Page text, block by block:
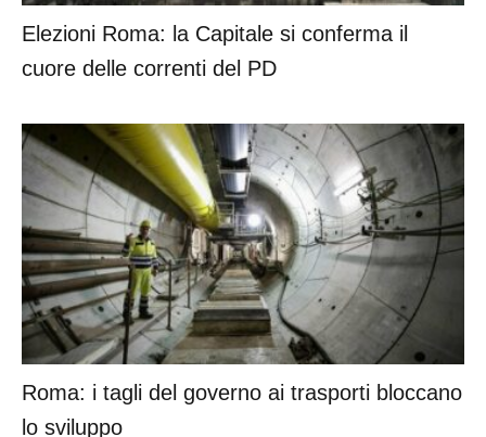
Elezioni Roma: la Capitale si conferma il
cuore delle correnti del PD
Roma: i tagli del governo ai trasporti bloccano
lo sviluppo